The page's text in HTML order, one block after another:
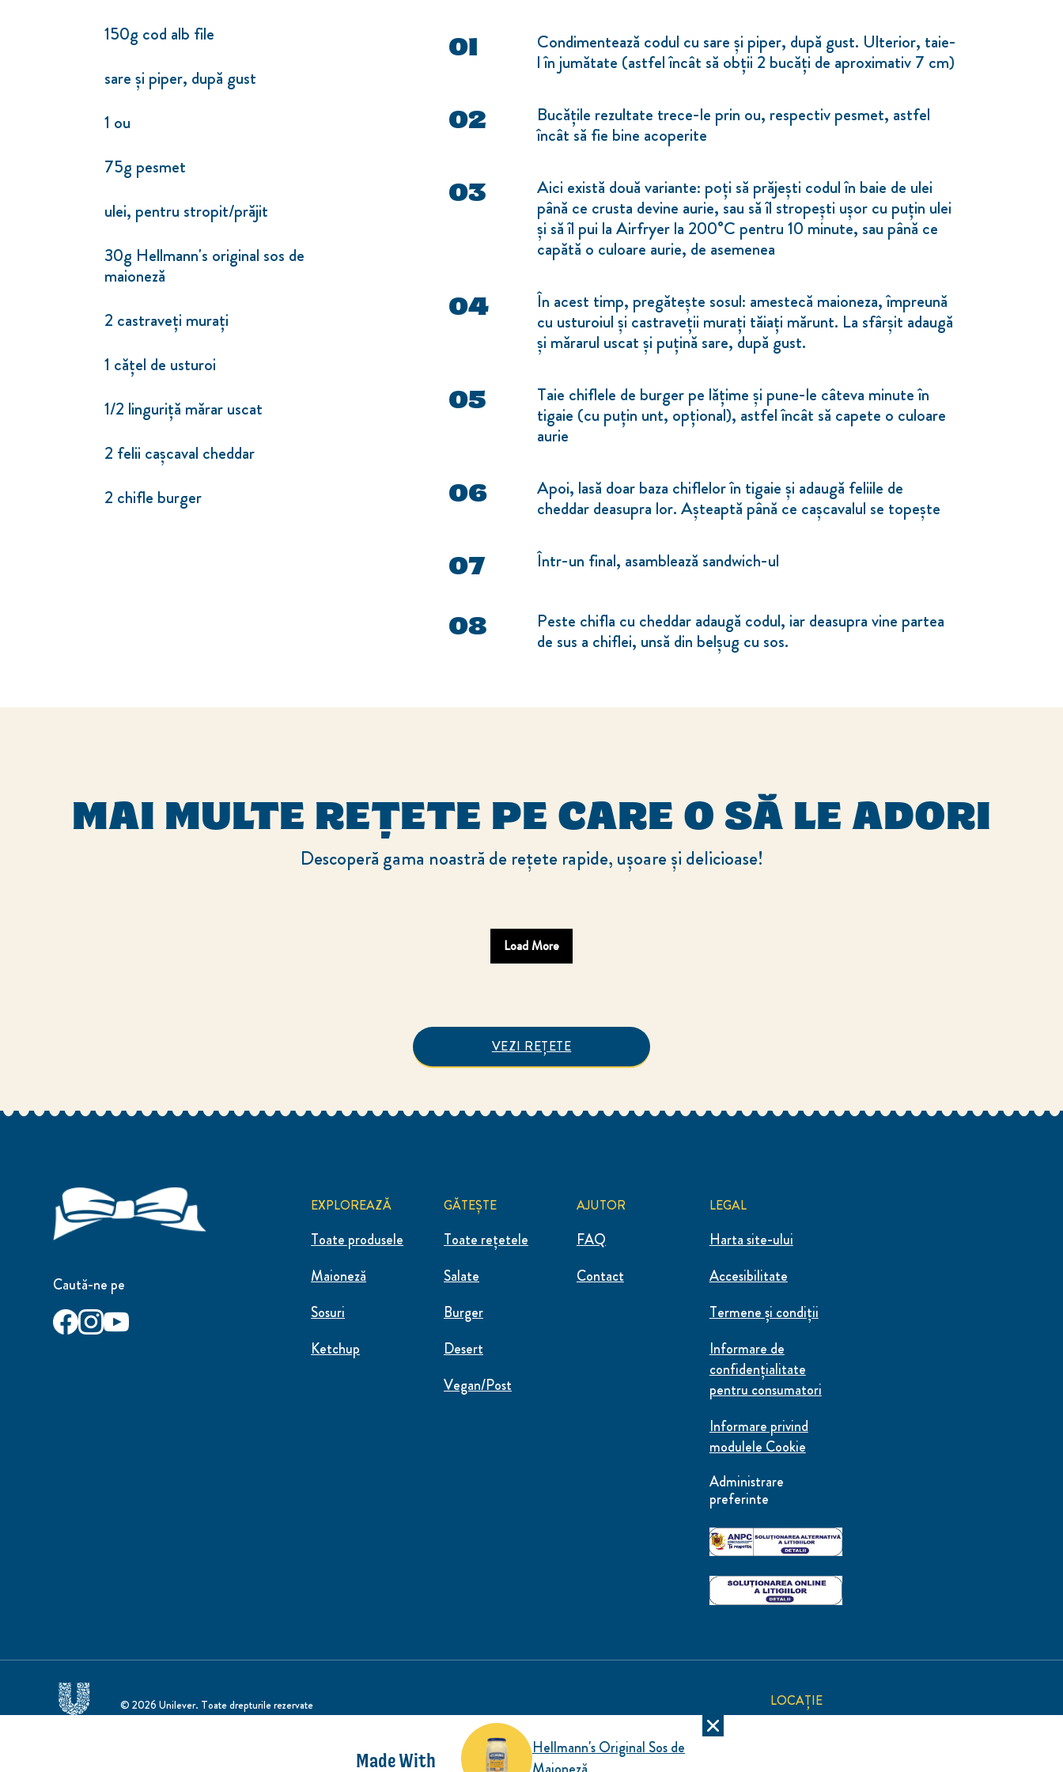
150g cod alb file
sare și piper, după gust
1 ou
75g pesmet
ulei, pentru stropit/prăjit
30g Hellmann's original sos de
maioneză
2 castraveți murați
1 cățel de usturoi
1/2 linguriță mărar uscat
2 felii cașcaval cheddar
2 chifle burger
Made With
Hellmann's Original Sos de
Condimentează codul cu sare și piper, după gust. Ulterior, taie-
l în jumătate (astfel încât să obții 2 bucăți de aproximativ 7 cm)
Bucățile rezultate trece-le prin ou, respectiv pesmet, astfel
încât să fie bine acoperite
Aici există două variante: poți să prăjești codul în baie de ulei
până ce crusta devine aurie, sau să îl stropești ușor cu puțin ulei
și să îl pui la Airfryer la 200°C pentru 10 minute, sau până ce
capătă o culoare aurie, de asemenea
În acest timp, pregătește sosul: amestecă maioneza, împreună
cu usturoiul și castraveții murați tăiați mărunt. La sfârșit adaugă
și mărarul uscat și puțină sare, după gust.
Taie chiflele de burger pe lățime și pune-le câteva minute în
tigaie (cu puțin unt, opțional), astfel încât să capete o culoare
aurie
Apoi, lasă doar baza chiflelor în tigaie și adaugă feliile de
cheddar deasupra lor. Așteaptă până ce cașcavalul se topește
Într-un final, asamblează sandwich-ul
Peste chifla cu cheddar adaugă codul, iar deasupra vine partea
de sus a chiflei, unsă din belșug cu sos.
MAI MULTE REȚETE PE CARE O SĂ LE ADORI
Descoperă gama noastră de rețete rapide, ușoare și delicioase!
Load More
VEZI REȚETE
Caută-ne pe
EXPLOREAZĂ
Toate produsele
Maioneză
Sosuri
Ketchup
GĂTEȘTE
Toate rețetele
Salate
Burger
Desert
Vegan/Post
AJUTOR
FAQ
Contact
LEGAL
Harta site-ului
Accesibilitate
Termene și condiții
Informare de
confidenţialitate
pentru consumatori
Informare privind
modulele Cookie
Administrare
preferinte
© 2026 Unilever. Toate drepturile rezervate LOCAȚIE